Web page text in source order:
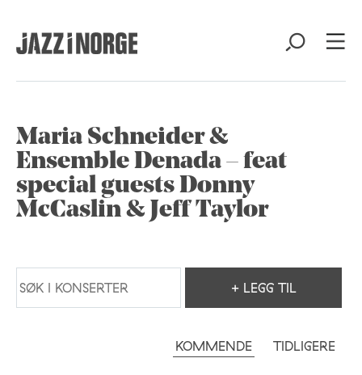
Maria Schneider &
Ensemble Denada – feat
special guests Donny
McCaslin & Jeff Taylor
+ LEGG TIL
KOMMENDE TIDLIGERE